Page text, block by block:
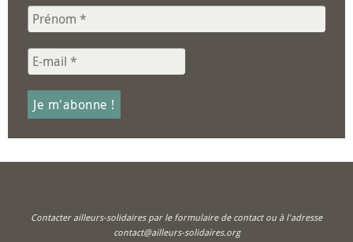
Contacter ailleurs-solidaires par le formulaire de contact ou à l'adresse
contact@ailleurs-solidaires.org